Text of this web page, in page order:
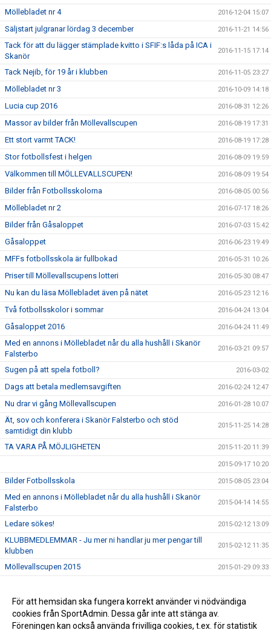
Möllebladet nr 4 2016-12-04 15:07
Säljstart julgranar lördag 3 december 2016-11-21 14:56
Tack för att du lägger stämplade kvitto i SFIF:s låda på ICA i
Skanör
2016-11-15 17:14
Tack Nejib, för 19 år i klubben 2016-11-05 23:27
Möllebladet nr 3 2016-10-09 14:18
Lucia cup 2016 2016-08-31 12:26
Massor av bilder från Möllevallscupen 2016-08-19 17:31
Ett stort varmt TACK! 2016-08-19 17:28
Stor fotbollsfest i helgen 2016-08-09 19:59
Välkommen till MÖLLEVALLSCUPEN! 2016-08-09 19:54
Bilder från Fotbollsskolorna 2016-08-05 00:56
Möllebladet nr 2 2016-07-17 18:26
Bilder från Gåsaloppet 2016-07-03 15:42
Gåsaloppet 2016-06-23 19:49
MFFs fotbollsskola är fullbokad 2016-05-31 10:26
Priser till Möllevallscupens lotteri 2016-05-30 08:47
Nu kan du läsa Möllebladet även på nätet 2016-05-23 12:16
Två fotbollsskolor i sommar 2016-04-24 13:04
Gåsaloppet 2016 2016-04-24 11:49
Med en annons i Möllebladet når du alla hushåll i Skanör
Falsterbo
2016-03-21 09:57
Sugen på att spela fotboll? 2016-03-02
Dags att betala medlemsavgiften 2016-02-24 12:47
Nu drar vi gång Möllevallscupen 2016-01-28 10:07
Ät, sov och konferera i Skanör Falsterbo och stöd
samtidigt din klubb
2015-11-25 14:28
TA VARA PÅ MÖJLIGHETEN 2015-11-20 11:39
2015-09-17 10:20
Bilder Fotbollsskola 2015-08-05 23:04
Med en annons i Möllebladet når du alla hushåll i Skanör
Falsterbo
2015-04-14 14:55
Ledare sökes! 2015-02-12 13:09
KLUBBMEDLEMMAR - Ju mer ni handlar ju mer pengar till
klubben
2015-02-12 11:35
Möllevallscupen 2015 2015-01-29 09:33
Aktivera ditt spelkort - Stöd Skanör Falsterbo IF 2014-04-03 10:11
Stöd Skanör-Falsterbo IF, bli Bingolotto- prenumerant 2014-03-14 10:03
För att hemsidan ska fungera korrekt använder vi nödvändiga
cookies från SportAdmin. Dessa går inte att stänga av.
Föreningen kan också använda frivilliga cookies, t.ex. för statistik